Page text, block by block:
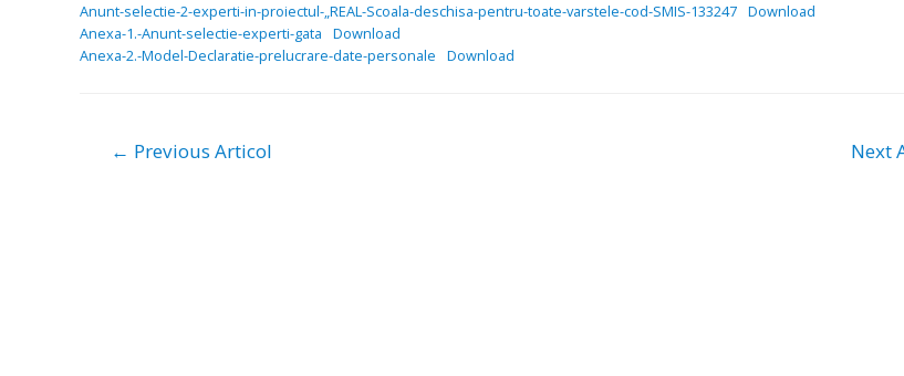
Anunt-selectie-2-experti-in-proiectul-„REAL-Scoala-deschisa-pentru-toate-varstele-cod-SMIS-133247 Download
Anexa-1.-Anunt-selectie-experti-gata
Download
Anexa-2.-Model-Declaratie-prelucrare-date-personale
Download
Navigare
← Previous Articol Next